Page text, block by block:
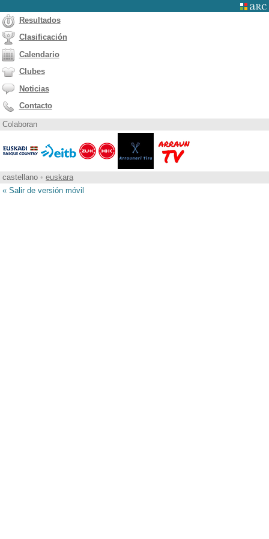
Resultados
Clasificación
Calendario
Clubes
Noticias
Contacto
Colaboran
castellano • euskara
« Salir de versión móvil